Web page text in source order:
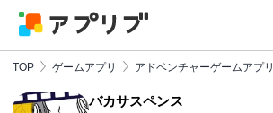
TOP ゲームアプリ アドベンチャーゲームアプリ
バカサスペンス